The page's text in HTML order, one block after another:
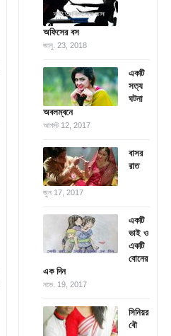
অফিসের বস
জানু. 23, 2018
একটি
সত্য
ঘটনা
অবলম্বনে
আগস্ট 12, 2017
বাসর
রাত
জুন 17, 2017
একটি
ভাই ও
একটি
বোনের
এক দিন
নভে. 19, 2017
সিনিয়র
বৌ